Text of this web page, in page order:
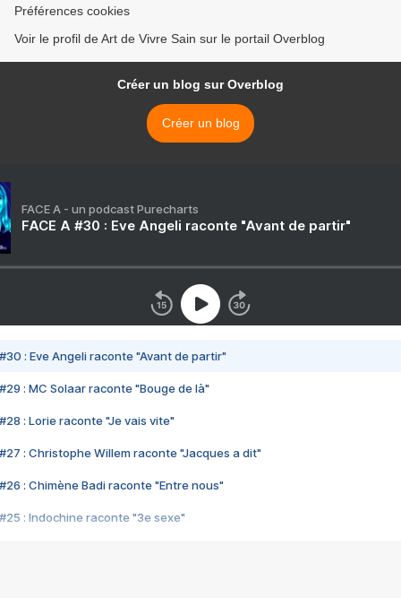
Préférences cookies
Voir le profil de Art de Vivre Sain sur le portail Overblog
Créer un blog sur Overblog
Créer un blog
FACE A - un podcast Purecharts
FACE A #30 : Eve Angeli raconte "Avant de partir"
#30 : Eve Angeli raconte "Avant de partir"
#29 : MC Solaar raconte "Bouge de là"
#28 : Lorie raconte "Je vais vite"
#27 : Christophe Willem raconte "Jacques a dit"
#26 : Chimène Badi raconte "Entre nous"
#25 : Indochine raconte "3e sexe"